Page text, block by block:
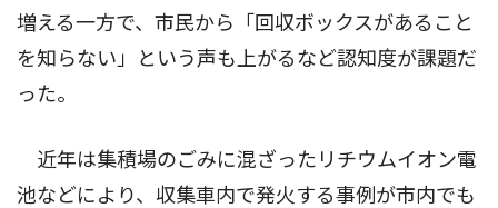
増える一方で、市民から「回収ボックスがあること
を知らない」という声も上がるなど認知度が課題だ
った。
近年は集積場のごみに混ざったリチウムイオン電
池などにより、収集車内で発火する事例が市内でも